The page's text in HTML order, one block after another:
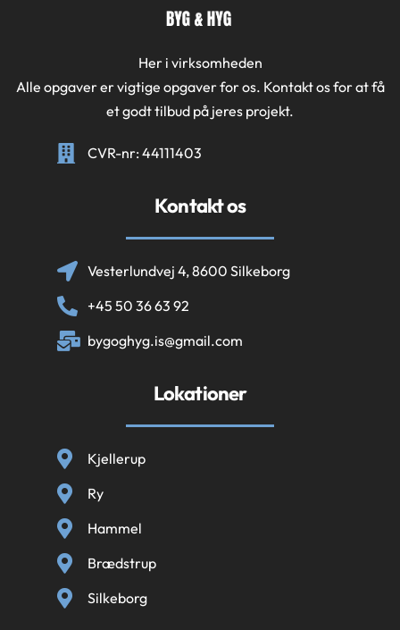
Her i virksomheden
Alle opgaver er vigtige opgaver for os. Kontakt os for at få
et godt tilbud på jeres projekt.
CVR-nr: 44111403
Kontakt os
Vesterlundvej 4, 8600 Silkeborg
+45 50 36 63 92
bygoghyg.is@gmail.com
Lokationer
Kjellerup
Ry
Hammel
Brædstrup
Silkeborg